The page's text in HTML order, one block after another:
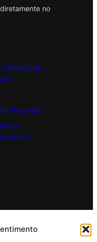
no
de
Proposta
de